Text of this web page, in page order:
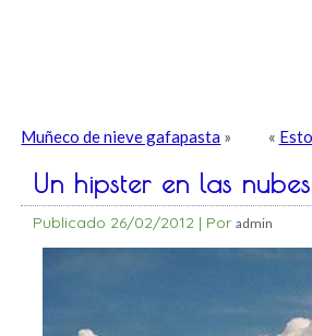
Muñeco de nieve gafapasta » «
Un hipster en las nubes
Publicado 26/02/2012 | Por admin